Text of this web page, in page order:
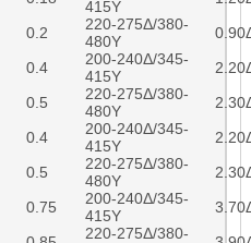
415Y
0.2
220-275Δ/380-
480Y
0.4
200-240Δ/345-
415Y
0.5
220-275Δ/380-
480Y
0.4
200-240Δ/345-
415Y
0.5
220-275Δ/380-
480Y
0.75
200-240Δ/345-
415Y
220-275Δ/380-